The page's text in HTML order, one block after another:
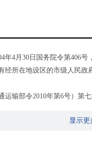
年4月30日国务院令第406
经所在地设区的市级人民
运输部令2010年第6号）
显示更